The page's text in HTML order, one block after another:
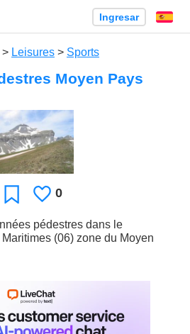
Ingresar
> Leisures > Sports
Moyen Pays
Favoritos
Le
0
pédestres dans le
(06) zone du Moyen